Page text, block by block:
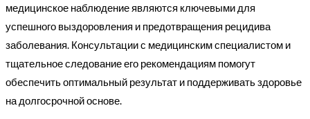
медицинское наблюдение являются ключевыми для
успешного выздоровления и предотвращения рецидива
заболевания. Консультации с медицинским специалистом и
тщательное следование его рекомендациям помогут
обеспечить оптимальный результат и поддерживать здоровье
на долгосрочной основе.